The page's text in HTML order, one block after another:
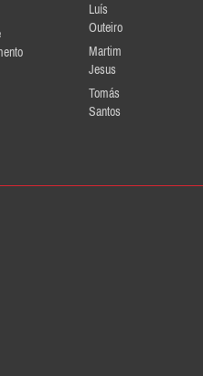
Luís
Outeiro
Martim
Jesus
Tomás
Santos